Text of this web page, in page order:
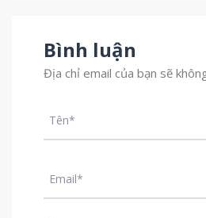
Bình luận
Địa chỉ email của bạn sẽ